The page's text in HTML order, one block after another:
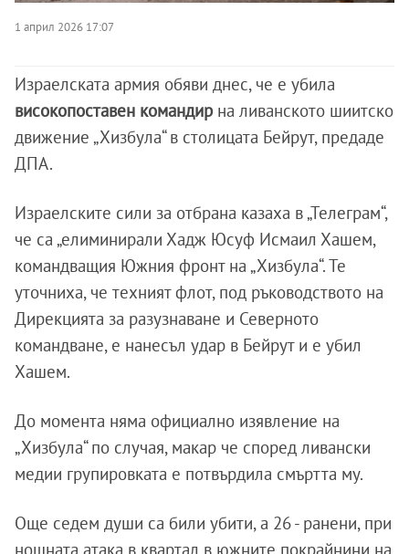
1 април 2026 17:07
Израелската армия обяви днес, че е убила
високопоставен командир на ливанското шиитско
движение „Хизбула“ в столицата Бейрут, предаде
ДПА.
Израелските сили за отбрана казаха в „Телеграм“,
че са „елиминирали Хадж Юсуф Исмаил Хашем,
командващия Южния фронт на „Хизбула“. Те
уточниха, че техният флот, под ръководството на
Дирекцията за разузнаване и Северното
командване, е нанесъл удар в Бейрут и е убил
Хашем.
До момента няма официално изявление на
„Хизбула“ по случая, макар че според ливански
медии групировката е потвърдила смъртта му.
Още седем души са били убити, а 26 - ранени, при
нощната атака в квартал в южните покрайнини на